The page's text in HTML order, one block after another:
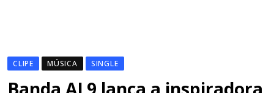
CLIPE MÚSICA SINGLE